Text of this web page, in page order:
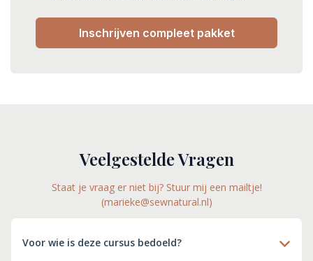
Inschrijven compleet pakket
Veelgestelde Vragen
Staat je vraag er niet bij? Stuur mij een mailtje!
(marieke@sewnatural.nl)
Voor wie is deze cursus bedoeld?